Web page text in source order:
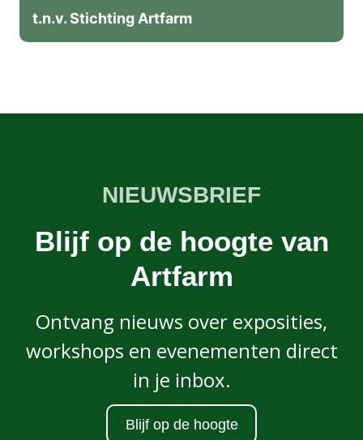
t.n.v. Stichting Artfarm
NIEUWSBRIEF
Blijf op de hoogte van
Artfarm
Ontvang nieuws over exposities,
workshops en evenementen direct
in je inbox.
Blijf op de hoogte